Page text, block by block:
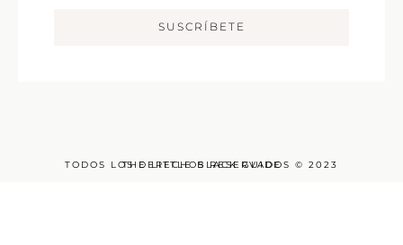
SUSCRÍBETE
TODOS LOS DERECHOS RESERVADOS © 2023
THE LITTLE BLACK GUIDE